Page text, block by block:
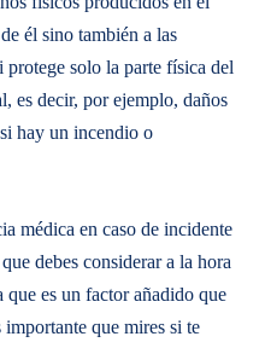
él sino también a las
protege solo la parte física del
es decir, por ejemplo, daños
hay un incendio o
médica en caso de incidente
debes considerar a la hora
que es un factor añadido que
que mires si te